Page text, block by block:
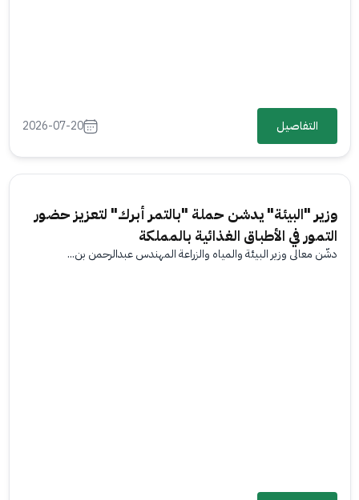
التفاصيل 2026-07-20
وزير "البيئة" يدشن حملة "بالتمر أبرك" لتعزيز حضور
التمور في الأطباق الغذائية بالمملكة
دشّن معالي وزير البيئة والمياه والزراعة المهندس عبدالرحمن بن...